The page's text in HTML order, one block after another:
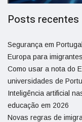
Posts recentes
Segurança em
Europa para
Como usar a nota do
universidades de
Inteligência artificial
educação em 2026
Novas regras de